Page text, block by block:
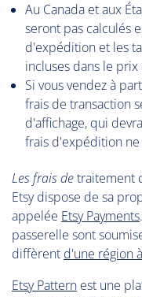
Au Canada et aux
seront pas calculés
d'expédition et les
incluses dans le prix
Si vous vendez à
frais de transaction
d'affichage, qui
frais d'expédition ne
Les frais detraitement
Etsy dispose de sa
appelée Etsy Payments
passerelle sont
diffèrent d'une région
Etsy Pattern est une